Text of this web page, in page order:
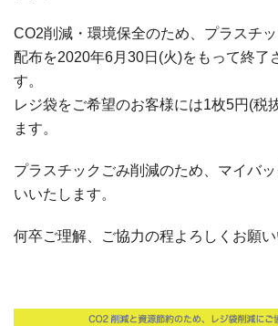
CO2削減・環境保全のため、プラスチ
配布を2020年6月30日(火)をもって終了
す。
レジ袋をご希望のお客様には1枚5円(税
ます。
プラスチックごみ削減のため、マイバ
いいたします。
何卒ご理解、ご協力の程よろしくお願い